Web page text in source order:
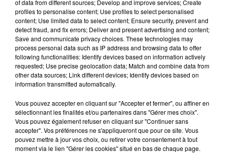
Publié : 29 juin 2018 à 8h27 par Caroline Piveteau
sont généralement plus souvent joyeux dans la
journée, plus positifs et beaucoup plus aptes à
faire face aux responsabilités. Contrairement aux
droitiers qui sont plus solitaires, plus pessimistes
et ont tendance à ne pas trop aimer leur travail.
D’ailleurs, plus de 50% des amateurs du côté
gauche n’échangeraient leur place pour rien au
Fil actus
7 août 2026
Moha MMZ dévoile « Mikasa », un nouveau
of data from different sources; Develop and improve services; Create
profiles to personalise content; Use profiles to select personalised
content; Use limited data to select content; Ensure security, prevent and
detect fraud, and fix errors; Deliver and present advertising and content;
Save and communicate privacy choices. These technologies may
process personal data such as IP address and browsing data to offer
following functionalities: Identify devices based on information actively
requested; Use precise geolocation data; Match and combine data from
other data sources; Link different devices; Identify devices based on
information transmitted automatically.
Vous pouvez accepter en cliquant sur "Accepter et fermer", ou affiner en
sélectionnant les finalités et/ou partenaires dans "Gérer mes choix".
Vous pouvez également refuser en cliquant sur "Continuer sans
accepter". Vos préférences ne s'appliqueront que pour ce site. Vous
pouvez mettre à jour vos choix, ou retirer votre consentement à tout
moment via le lien "Gérer les cookies" situé en bas de chaque page.